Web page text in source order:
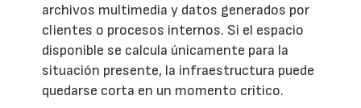
archivos multimedia y datos generados por
clientes o procesos internos. Si el espacio
disponible se calcula únicamente para la
situación presente, la infraestructura puede
quedarse corta en un momento crítico.